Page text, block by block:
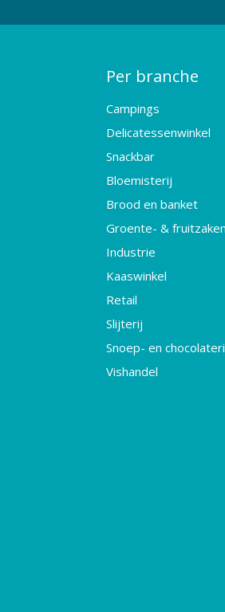
Per branche
Campings
Delicatessenwinkel
Snackbar
Bloemisterij
Brood en banket
Groente- & fruitzaken
Industrie
Kaaswinkel
Retail
Slijterij
Snoep- en
Vishandel